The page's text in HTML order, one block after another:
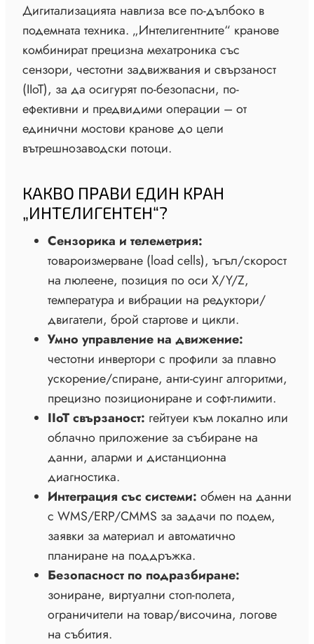
Дигитализацията навлиза все по-дълбоко в
подемната техника. „Интелигентните“ кранове
комбинират прецизна мехатроника със
сензори, честотни задвижвания и свързаност
(IIoT), за да осигурят по-безопасни, по-
ефективни и предвидими операции – от
единични мостови кранове до цели
вътрешнозаводски потоци.
КАКВО ПРАВИ ЕДИН КРАН
„ИНТЕЛИГЕНТЕН“?
Сензорика и телеметрия:
товароизмерване (load cells), ъгъл/скорост
на люлеене, позиция по оси X/Y/Z,
температура и вибрации на редуктори/
двигатели, брой стартове и цикли.
Умно управление на движение:
честотни инвертори с профили за плавно
ускорение/спиране, анти-суинг алгоритми,
прецизно позициониране и софт-лимити.
IIoT свързаност: гейтуеи към локално или
облачно приложение за събиране на
данни, аларми и дистанционна
диагностика.
Интеграция със системи: обмен на данни
с WMS/ERP/CMMS за задачи по подем,
заявки за материал и автоматично
планиране на поддръжка.
Безопасност по подразбиране:
зониране, виртуални стоп-полета,
ограничители на товар/височина, логове
на събития.